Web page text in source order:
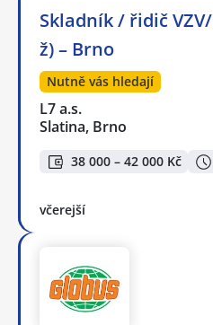
Skladník / řidič
ž) – Brno
Nutně vás hledají
L7 a.s.
Slatina, Brno
38 000 – 42 000 Kč
včerejší